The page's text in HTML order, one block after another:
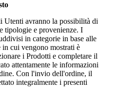
Utenti avranno la possibilità di
tipologie e provenienze. I
in categorie in base alle
cui vengono mostrati è
i Prodotti e completare il
attentamente le informazioni
Con l'invio dell'ordine, il
integralmente i presenti